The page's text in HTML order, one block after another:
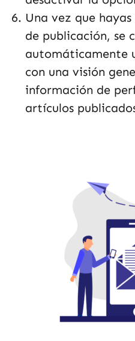
Una vez que
de publicación, se
automáticamente
con una visión
información de
artículos